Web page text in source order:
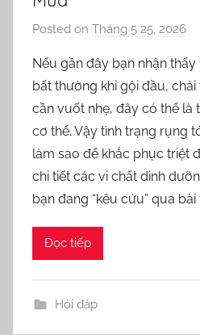
Posted on Tháng 5 25, 2026
o
r
n
e
l
l
a
Nếu gần đây bạn nhận
bất thường khi gội đầu,
cần vuốt nhẹ, đây có thể là
cơ thể. Vậy tình trạng rụng
làm sao để khắc phục triệt
chi tiết các vi chất dinh
bạn đang “kêu cứu” qua
Đọc tiếp
Hỏi đáp